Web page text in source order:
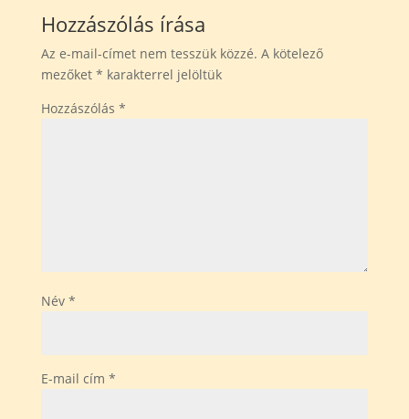
Hozzászólás írása
Az e-mail-címet nem tesszük közzé. A kötelező
mezőket * karakterrel jelöltük
Hozzászólás *
Név *
E-mail cím *